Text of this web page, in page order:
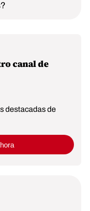
canal de
destacadas de